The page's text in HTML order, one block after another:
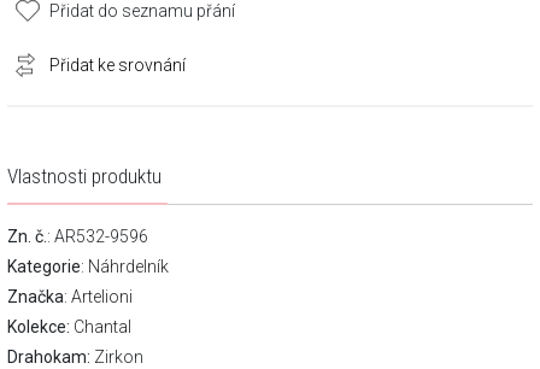
Přidat do seznamu přání
Přidat ke srovnání
Vlastnosti produktu
Zn. č. : AR532-9596
Kategorie: Náhrdelník
Značka: Artelioni
Kolekce: Chantal
Drahokam: Zirkon